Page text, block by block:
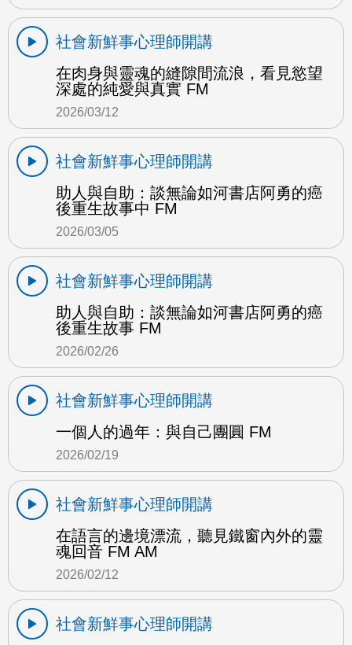
社會新鮮事心理師開講
在肉身與靈魂的縫隙間流浪，看見慾望
深處的純愛與真實 FM
2026/03/12
社會新鮮事心理師開講
助人與自助：談無論如河書店阿勇的癌
後重生故事中 FM
2026/03/05
社會新鮮事心理師開講
助人與自助：談無論如河書店阿勇的癌
後重生故事 FM
2026/02/26
社會新鮮事心理師開講
一個人的過年：與自己團圓 FM
2026/02/19
社會新鮮事心理師開講
在語言的邊境漂流，聽見鐵窗內外的靈
魂回音 FM AM
2026/02/12
社會新鮮事心理師開講